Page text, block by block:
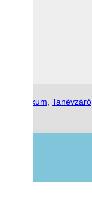
Tanévzáró